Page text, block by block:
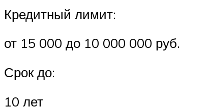
Кредитный лимит:
от 15 000 до 10 000 000 руб.
Срок до:
10 лет